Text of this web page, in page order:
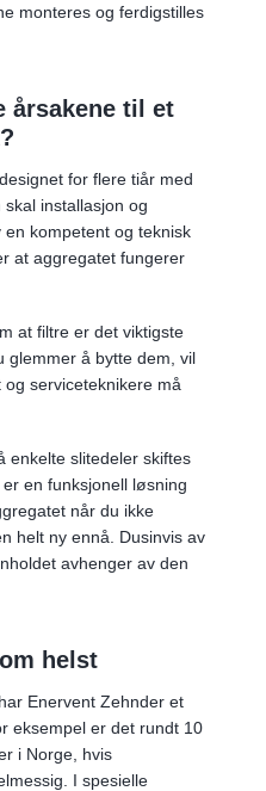
monteres og ferdigstilles
årsakene til et
for flere tiår med
installasjon og
kompetent og teknisk
at aggregatet fungerer
at filtre er det viktigste
glemmer å bytte dem, vil
serviceteknikere må
enkelte slitedeler skiftes
en funksjonell løsning
når du ikke
helt ny ennå. Dusinvis av
avhenger av den
helst
Enervent Zehnder et
eksempel er det rundt 10
i Norge, hvis
I spesielle